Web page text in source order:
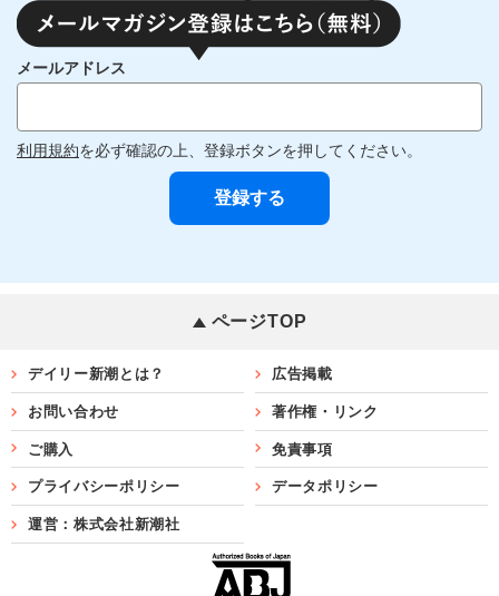
メールアドレス
利用規約を必ず確認の上、登録ボタンを押してください。
ページTOP
デイリー新潮とは？ 広告掲載
お問い合わせ 著作権・リンク
ご購入 免責事項
プライバシーポリシー データポリシー
運営：株式会社新潮社